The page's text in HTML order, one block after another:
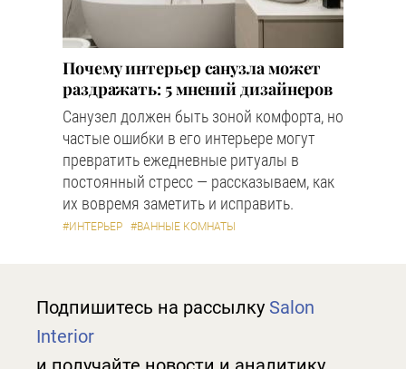
Почему интерьер санузла может
раздражать: 5 мнений дизайнеров
Санузел должен быть зоной комфорта, но
частые ошибки в его интерьере могут
превратить ежедневные ритуалы в
постоянный стресс — рассказываем, как
их вовремя заметить и исправить.
#ИНТЕРЬЕР #ВАННЫЕ КОМНАТЫ
Подпишитесь на рассылку Salon
Interior